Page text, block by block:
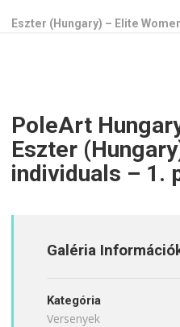
Eszter (Hungary) – Elite
PoleArt
Eszter
individuals – 1.
Galéria
Kategória
Versenyek